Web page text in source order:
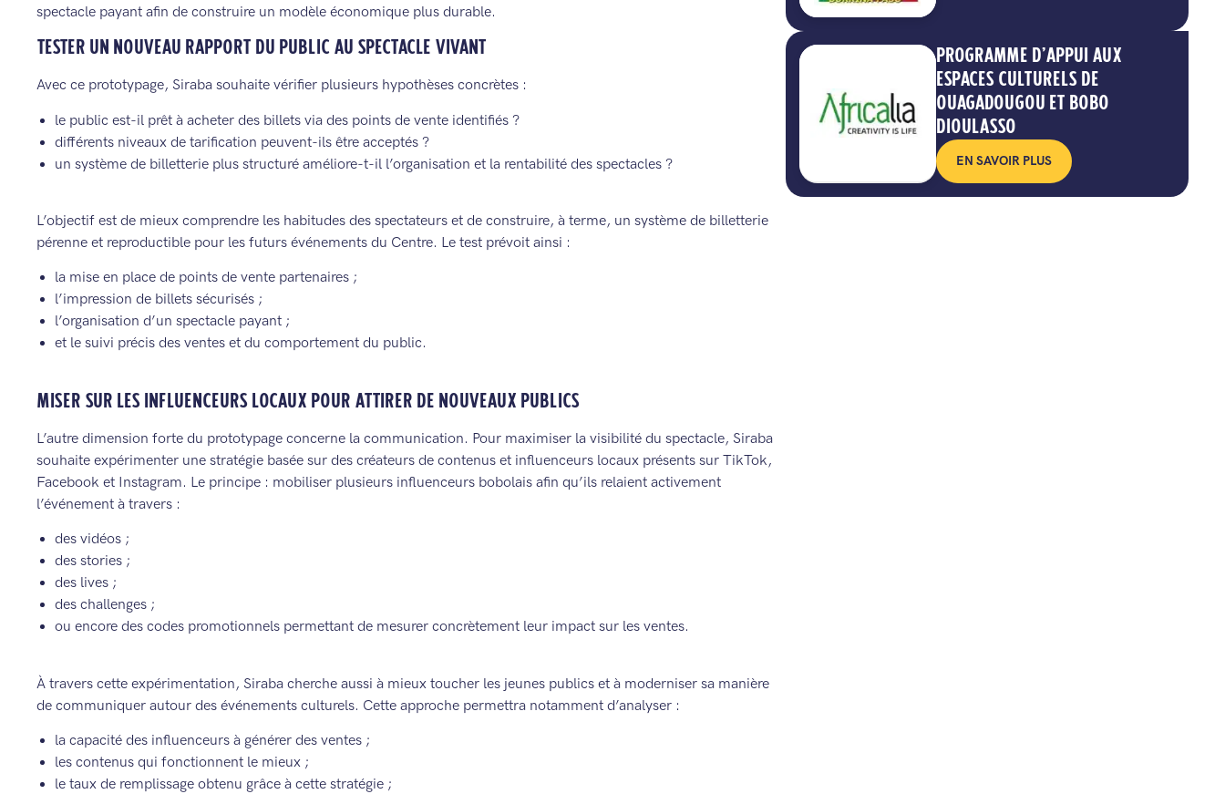
spectacle payant afin de construire un modèle économique plus durable.
TESTER UN NOUVEAU RAPPORT DU PUBLIC AU SPECTACLE VIVANT
Avec ce prototypage, Siraba souhaite vérifier plusieurs hypothèses concrètes :
le public est-il prêt à acheter des billets via des points de vente identifiés ?
différents niveaux de tarification peuvent-ils être acceptés ?
un système de billetterie plus structuré améliore-t-il l’organisation et la rentabilité des spectacles ?
L’objectif est de mieux comprendre les habitudes des spectateurs et de construire, à terme, un système de billetterie
pérenne et reproductible pour les futurs événements du Centre. Le test prévoit ainsi :
la mise en place de points de vente partenaires ;
l’impression de billets sécurisés ;
l’organisation d’un spectacle payant ;
et le suivi précis des ventes et du comportement du public.
MISER SUR LES INFLUENCEURS LOCAUX POUR ATTIRER DE NOUVEAUX PUBLICS
L’autre dimension forte du prototypage concerne la communication. Pour maximiser la visibilité du spectacle, Siraba
souhaite expérimenter une stratégie basée sur des créateurs de contenus et influenceurs locaux présents sur TikTok,
Facebook et Instagram. Le principe : mobiliser plusieurs influenceurs bobolais afin qu’ils relaient activement
l’événement à travers :
des vidéos ;
des stories ;
des lives ;
des challenges ;
ou encore des codes promotionnels permettant de mesurer concrètement leur impact sur les ventes.
À travers cette expérimentation, Siraba cherche aussi à mieux toucher les jeunes publics et à moderniser sa manière
de communiquer autour des événements culturels. Cette approche permettra notamment d’analyser :
la capacité des influenceurs à générer des ventes ;
les contenus qui fonctionnent le mieux ;
le taux de remplissage obtenu grâce à cette stratégie ;
PROGRAMME D’APPUI AUX
ESPACES CULTURELS DE
OUAGADOUGOU ET BOBO
DIOULASSO
EN SAVOIR PLUS